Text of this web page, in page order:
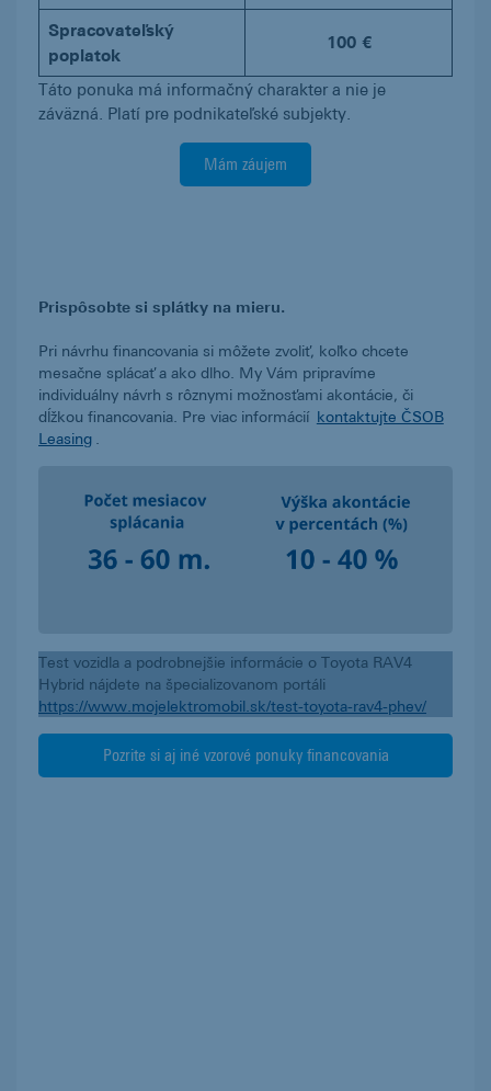
Spracovateľský
poplatok
100 €
Táto ponuka má informačný charakter a nie je
záväzná. Platí pre podnikateľské subjekty.
Mám záujem
Prispôsobte si splátky na mieru.
Pri návrhu financovania si môžete zvoliť, koľko chcete
mesačne splácať a ako dlho. My Vám pripravíme
individuálny návrh s rôznymi možnosťami akontácie, či
dĺžkou financovania. Pre viac informácií kontaktujte ČSOB
Leasing
Test vozidla a podrobnejšie informácie o Toyota RAV4
Hybrid nájdete na špecializovanom portáli
https://www.mojelektromobil.sk/test-toyota-rav4-phev/
Pozrite si aj iné vzorové ponuky financovania